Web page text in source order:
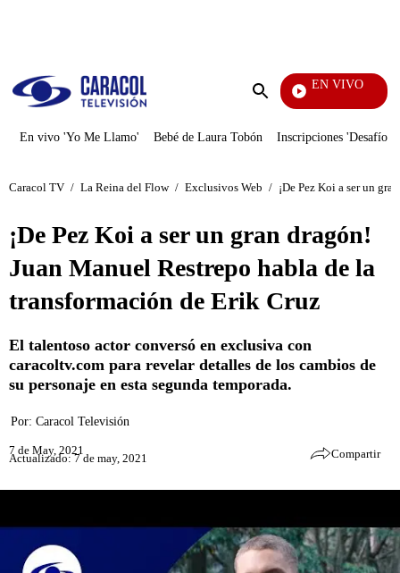
Enviar
EN VIVO
También Caerás
En vivo 'Yo Me Llamo' Bebé de Laura Tobón Inscripciones 'Desafío'
Caracol TV / La Reina del Flow / Exclusivos Web / ¡De Pez Koi a ser un
¡De Pez Koi a ser un gran dragón!
Juan Manuel Restrepo habla de la
transformación de Erik Cruz
El talentoso actor conversó en exclusiva con
caracoltv.com para revelar detalles de los cambios de
su personaje en esta segunda temporada.
Por: Caracol Televisión
7 de May, 2021
Actualizado: 7 de may, 2021 Compartir